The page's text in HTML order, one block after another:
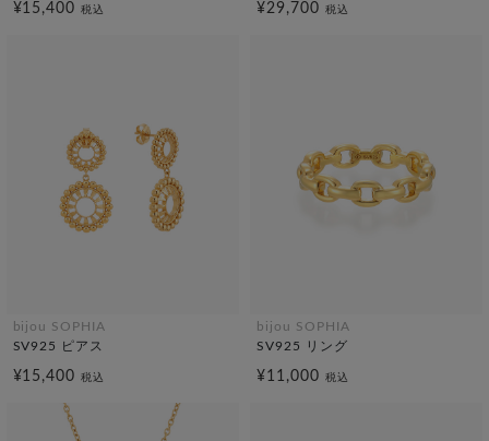
¥15,400税込 ¥29,700 税込
bijou SOPHIA
SV925 ピアス
¥15,400税込
bijou SOPHIA
SV925 リング
¥11,000 税込